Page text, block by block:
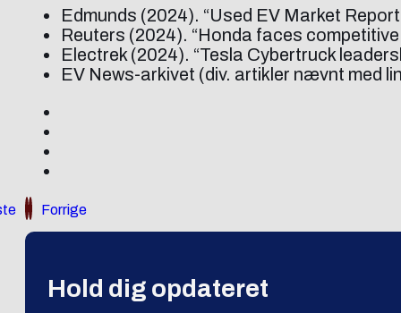
Edmunds (2024). “Used EV Market
Reuters (2024). “Honda faces
Electrek (2024). “Tesla Cybertruck
EV News-arkivet (div. artikler nævnt med
Forrige
Hold dig opdateret